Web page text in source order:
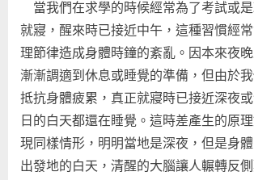
當我們在求學的時候經常為了考試或
就寢，醒來時已接近中午，這種習慣經
理節律造成身體時鐘的紊亂。因本來夜
漸漸調適到休息或睡覺的準備，但由於
抵抗身體疲累，真正就寢時已接近深夜
日的白天都還在睡覺。這時差產生的原
現同樣情形，明明當地是深夜，但是身
出發地的白天，清醒的大腦讓人輾轉反